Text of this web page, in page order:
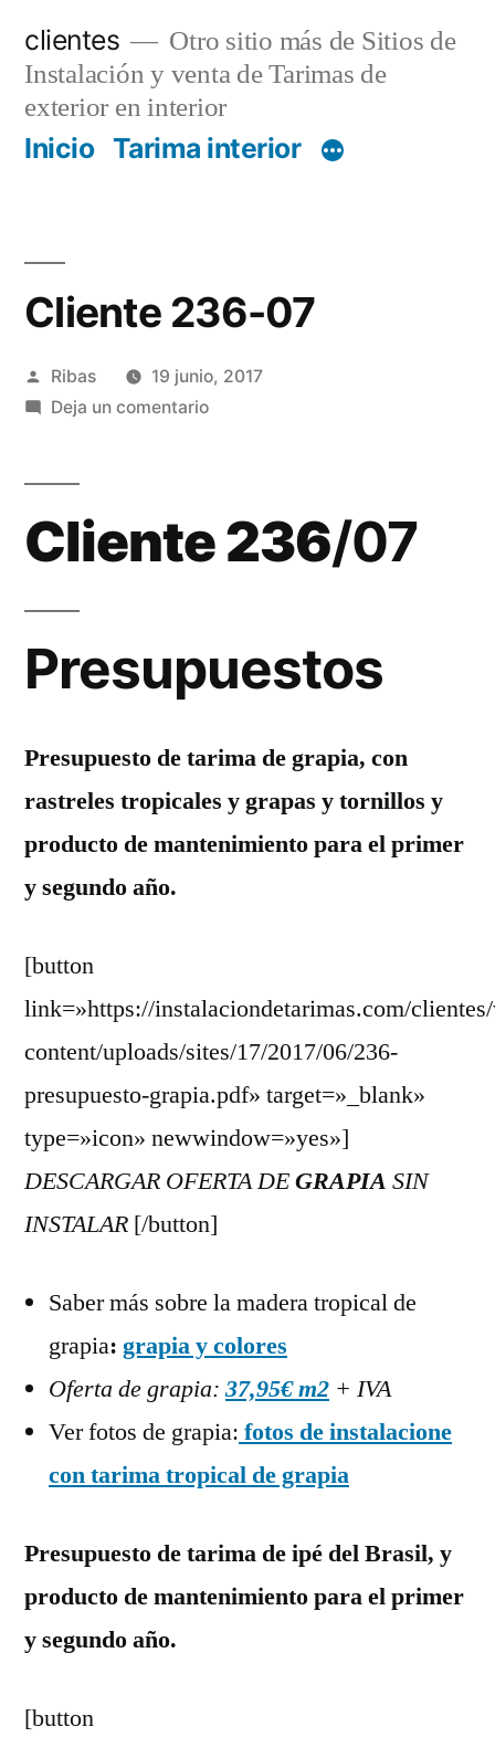
contenido
clientes
Otro sitio más de Sitios de
Instalación y venta de Tarimas de
exterior en interior
Inicio Tarima interior
Cliente 236-07
Publicado
por
Ribas
19 junio, 2017
Deja un comentarioen
Cliente 236/07
Presupuestos
Presupuesto de tarima de grapia, con
rastreles tropicales y grapas y tornillos y
producto de mantenimiento para el primer
y segundo año.
[button
link=»https://instalaciondetarimas.com/
content/uploads/sites/17/2017/06/236-
presupuesto-grapia.pdf» target=»_blank»
type=»icon» newwindow=»yes»]
DESCARGAR OFERTA DEGRAPIA SIN
INSTALAR [/button]
Saber más sobre la madera tropical de
grapia: grapia y colores
Oferta de grapia: 37,95€ m2 + IVA
Ver fotos de grapia: fotos de instalacione
con tarima tropical de grapia
Presupuesto de tarima de ipé del Brasil, y
producto de mantenimiento para el primer
y segundo año.
[button